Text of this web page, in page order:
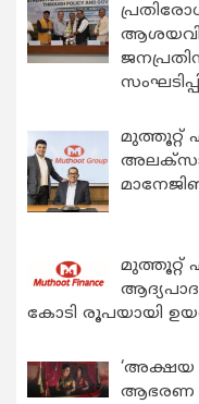
മുത്തൂറ്റ്
മുത്തൂറ്റ്
കോടി രൂപയായി
‘അക്ഷയ
ആഭരണ